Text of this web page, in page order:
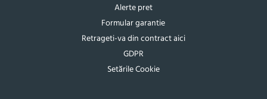
Alerte pret
Formular garantie
Retrageti-va din contract aici
GDPR
Setările Cookie